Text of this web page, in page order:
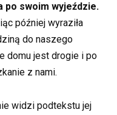
po swoim wyjeździe.
później wyraziła
do naszego
domu jest drogie i po
z nami.
widzi podtekstu jej